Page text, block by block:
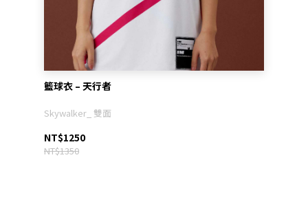
籃球衣 – 天行者
Skywalker_ 雙面
NT$1250
NT$1350